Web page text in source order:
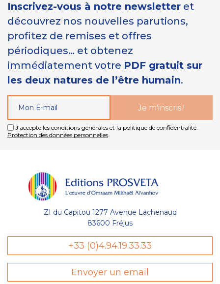
des Cookies
Les Éditions Prosveta utilisent des
cookies nécessaires au bon
Inscrivez-vous à notre newsletter et
découvrez nos nouvelles parutions,
profitez de remises et offres
périodiques… et obtenez
immédiatement votre PDF gratuit sur
les deux natures de l’être humain.
J'accepte les conditions générales et la politique de confidentialité.
Protection des données personnelles.
ZI du Capitou 1277 Avenue Lachenaud
83600 Fréjus
+33 (0)4.94.19.33.33
Envoyer un email